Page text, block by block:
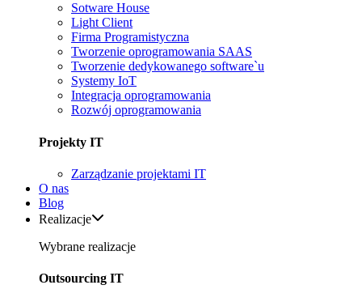
Sotware House
Light Client
Firma Programistyczna
Tworzenie oprogramowania SAAS
Tworzenie dedykowanego software`u
Systemy IoT
Integracja oprogramowania
Rozwój oprogramowania
Projekty IT
Zarządzanie projektami IT
O nas
Blog
Realizacje
Wybrane realizacje
Outsourcing IT